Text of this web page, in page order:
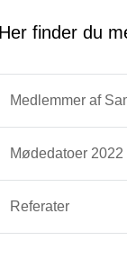
Her finder du
Medlemmer af
Mødedatoer 2022
Referater